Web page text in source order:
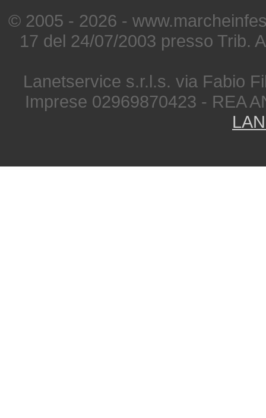
© 2005 - 2026 -
17 del 24/07/2003 presso Trib.
Lanetservice s.r.l.s. via Fabio
Imprese 02969870423 - REA